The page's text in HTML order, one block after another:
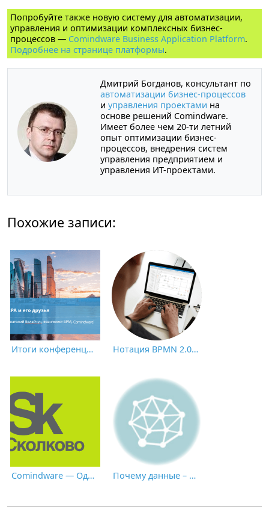
Попробуйте также новую систему для автоматизации,
управления и оптимизации комплексных бизнес-
процессов — Comindware Business Application Platform.
Подробнее на странице платформы.
Дмитрий Богданов, консультант по
автоматизации бизнес-процессов
и управления проектами на
основе решений Comindware.
Имеет более чем 20-ти летний
опыт оптимизации бизнес-
процессов, внедрения систем
управления предприятием и
управления ИТ-проектами.
Похожие записи:
Итоги конференции CNews «Роботизация бизнес-процессов 2021» Нотация BPMN 2.0: ключевые элементы и описание
Comindware — Один из Первых Успешных Выпускников Сколково 2021 Почему данные – это НЕ новая нефть: пик экономики, основанной на применении искусственного интеллекта